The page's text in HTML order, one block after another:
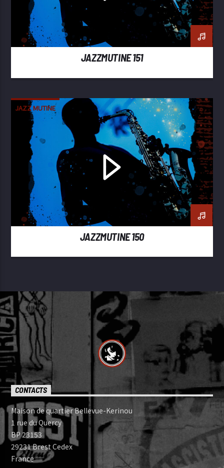
JAZZMUTINE 151
JAZZ MUTINE
JAZZMUTINE 150
CONTACTS
Maison de quartier Bellevue-Kerinou
1 rue du Quercy
BP 23153
29231 Brest Cedex
France